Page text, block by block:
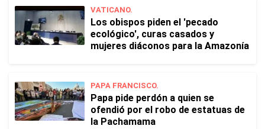
VATICANO.
Los obispos piden el 'pecado
ecológico', curas casados y
mujeres diáconos para la Amazonía
PAPA FRANCISCO.
Papa pide perdón a quien se
ofendió por el robo de estatuas de
la Pachamama